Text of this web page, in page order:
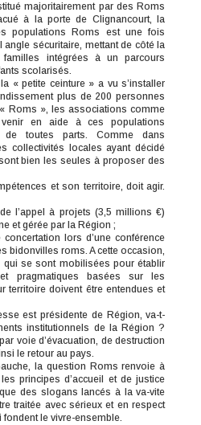
majoritairement par des Roms
à la porte de Clignancourt, la
populations Roms est une fois
sécuritaire, mettant de côté la
intégrées à un parcours
scolarisés.
« petite ceinture » a vu s’installer
plus de 200 personnes
Roms », les associations comme
en aide à ces populations
de toutes parts. Comme dans
collectivités locales ayant décidé
bien les seules à proposer des
et son territoire, doit agir.
l’appel à projets (3,5 millions €)
et gérée par la Région ;
lors d’une conférence
bidonvilles roms. A cette occasion,
qui se sont mobilisées pour établir
pragmatiques basées sur les
territoire doivent être entendues et
est présidente de Région, va-t-
institutionnels de la Région ?
voie d’évacuation, de destruction
le retour au pays.
la question Roms renvoie à
principes d’accueil et de justice
des slogans lancés à la va-vite
traitée avec sérieux et en respect
le vivre-ensemble.